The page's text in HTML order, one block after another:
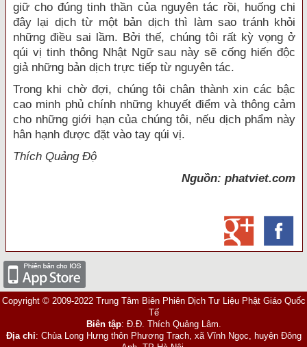
giữ cho đúng tinh thần của nguyên tác rồi, huống chi
đây lại dịch từ một bản dịch thì làm sao tránh khỏi
những điều sai lầm. Bởi thế, chúng tôi rất kỳ vọng ở
qúi vị tinh thông Nhật Ngữ sau này sẽ cống hiến độc
giả những bản dịch trực tiếp từ nguyên tác.
Trong khi chờ đợi, chúng tôi chân thành xin các bậc
cao minh phủ chính những khuyết điểm và thông cảm
cho những giới hạn của chúng tôi, nếu dịch phẩm này
hân hạnh được đặt vào tay qúi vị.
Thích Quảng Độ
Nguồn: phatviet.com
Copyright © 2009-2022 Trung Tâm Biên Phiên Dịch Tư Liệu Phật Giáo Quốc
Tế
Biên tập: Đ.Đ. Thích Quảng Lâm.
Địa chỉ: Chùa Long Hưng thôn Phương Trạch, xã Vĩnh Ngọc, huyện Đông